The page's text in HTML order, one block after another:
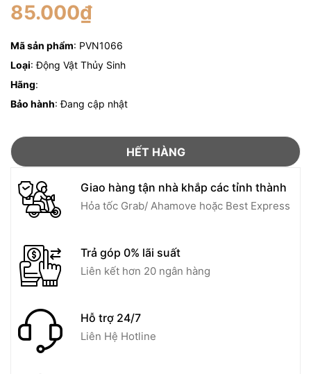
85.000₫
Mã sản phẩm: PVN1066
Loại: Động Vật Thủy Sinh
Hãng:
Bảo hành: Đang cập nhật
HẾT HÀNG
Giao hàng tận nhà khắp các tỉnh thành
Hỏa tốc Grab/ Ahamove hoặc Best Express
Trả góp 0% lãi suất
Liên kết hơn 20 ngân hàng
Hỗ trợ 24/7
Liên Hệ Hotline